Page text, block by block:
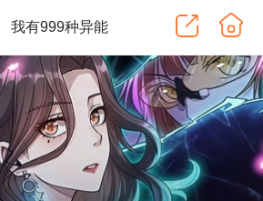
我有999种异能